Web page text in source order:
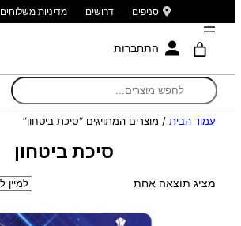
סניפים דרושים מדיניות משלוחים
התחברות
עמוד הבית / מוצרים המתויגים “סיכת ביטחון”
סיכת ביטחון
מציג תוצאה אחת